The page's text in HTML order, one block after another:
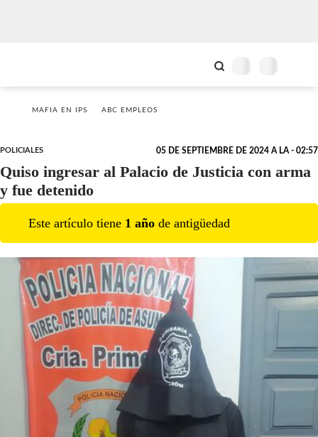
MAFIA EN IPS ABC EMPLEOS
POLICIALES 05 DE SEPTIEMBRE DE 2024 A LA - 02:57
Quiso ingresar al Palacio de Justicia con arma
y fue detenido
Este artículo tiene 1 año de antigüedad